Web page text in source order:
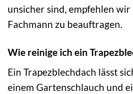
unsicher sind, empfehlen wir
Fachmann zu beauftragen.
Wie reinige ich ein
Ein Trapezblechdach lässt
einem Gartenschlauch und